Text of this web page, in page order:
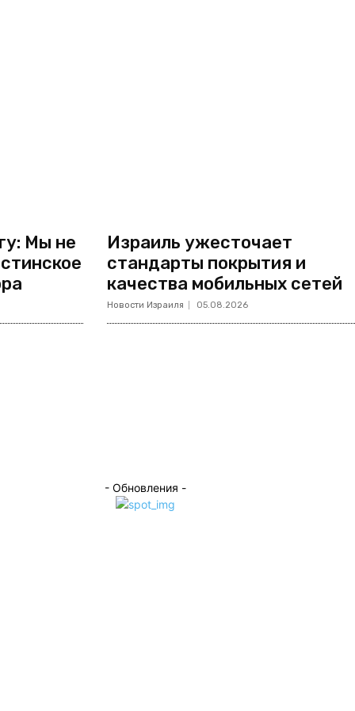
Мы не
Израиль ужесточает
стандарты покрытия и
качества мобильных сетей
Новости Израиля 05.08.2026
- Обновления -